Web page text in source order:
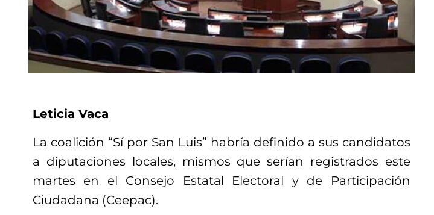
Leticia Vaca
La coalición “Sí por San Luis” habría definido a sus candidatos
a diputaciones locales, mismos que serían registrados este
martes en el Consejo Estatal Electoral y de Participación
Ciudadana (Ceepac).